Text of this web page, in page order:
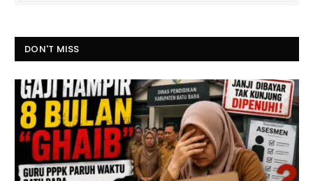
DON'T MISS